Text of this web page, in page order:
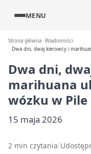
MENU
Strona główna Wiadomości
Dwa dni, dwaj kierowcy i
Dwa dni,
marihuana
wózku w Pile
15 maja 2026
2 min czytania